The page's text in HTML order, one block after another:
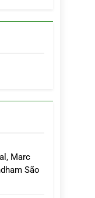
Marc
São